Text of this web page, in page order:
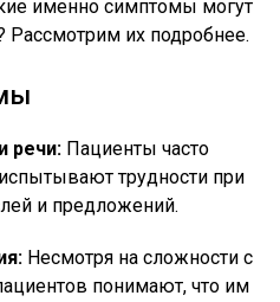
именно симптомы могут
Рассмотрим их подробнее.
речи: Пациенты часто
трудности при
и предложений.
Несмотря на сложности с
понимают, что им